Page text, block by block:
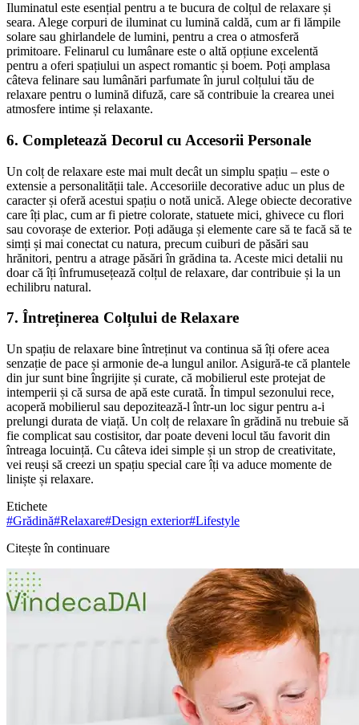
Iluminatul este esențial pentru a te bucura de colțul de relaxare și
seara. Alege corpuri de iluminat cu lumină caldă, cum ar fi lămpile
solare sau ghirlandele de lumini, pentru a crea o atmosferă
primitoare. Felinarul cu lumânare este o altă opțiune excelentă
pentru a oferi spațiului un aspect romantic și boem. Poți amplasa
câteva felinare sau lumânări parfumate în jurul colțului tău de
relaxare pentru o lumină difuză, care să contribuie la crearea unei
atmosfere intime și relaxante.
6. Completează Decorul cu Accesorii Personale
Un colț de relaxare este mai mult decât un simplu spațiu – este o
extensie a personalității tale. Accesoriile decorative aduc un plus de
caracter și oferă acestui spațiu o notă unică. Alege obiecte decorative
care îți plac, cum ar fi pietre colorate, statuete mici, ghivece cu flori
sau covorașe de exterior. Poți adăuga și elemente care să te facă să te
simți și mai conectat cu natura, precum cuiburi de păsări sau
hrănitori, pentru a atrage păsări în grădina ta. Aceste mici detalii nu
doar că îți înfrumusețează colțul de relaxare, dar contribuie și la un
echilibru natural.
7. Întreținerea Colțului de Relaxare
Un spațiu de relaxare bine întreținut va continua să îți ofere acea
senzație de pace și armonie de-a lungul anilor. Asigură-te că plantele
din jur sunt bine îngrijite și curate, că mobilierul este protejat de
intemperii și că sursa de apă este curată. În timpul sezonului rece,
acoperă mobilierul sau depozitează-l într-un loc sigur pentru a-i
prelungi durata de viață. Un colț de relaxare în grădină nu trebuie să
fie complicat sau costisitor, dar poate deveni locul tău favorit din
întreaga locuință. Cu câteva idei simple și un strop de creativitate,
vei reuși să creezi un spațiu special care îți va aduce momente de
liniște și relaxare.
Etichete
#Grădină#Relaxare#Design exterior#Lifestyle
Citește în continuare